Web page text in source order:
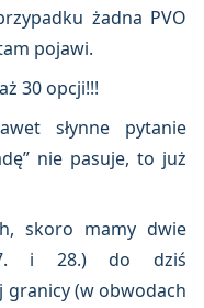
żadna PVO
pojawi.
30 opcji!!!
słynne pytanie
nie pasuje, to już
skoro mamy dwie
(7. i 28.) do dziś
granicy (w obwodach